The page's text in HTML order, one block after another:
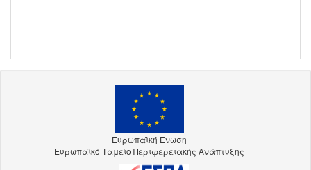
Ευρωπαϊκή Ένωση
Ευρωπαϊκό Ταμείο Περιφερειακής Ανάπτυξης